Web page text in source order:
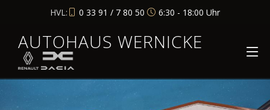
HVL: 0 33 91 / 7 80 50 6:30 - 18:00 Uhr
AUTOHAUS WERNICKE